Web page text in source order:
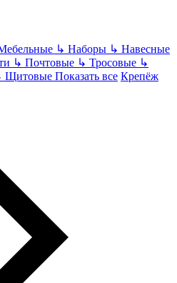
↳ Наборы ↳ Навесные
↳ Почтовые ↳ Тросовые ↳
Щитовые Показать все Крепёж